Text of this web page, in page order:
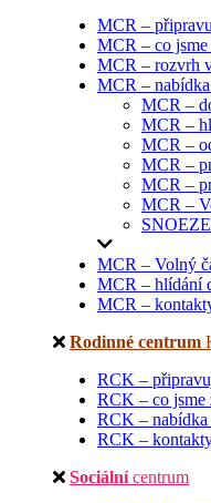
MCR –
MCR – co jsme
MCR – rozvrh
MCR –
MCR –
MCR –
MCR –
MCR –
MCR –
MCR –
MCR – Volný
MCR – hlídání
MCR –
Rodinné centrum
RCK –
RCK – co jsme
RCK –
RCK –
Sociální centrum